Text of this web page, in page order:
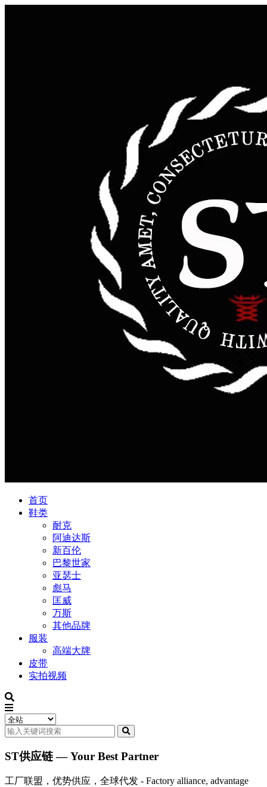
首页
鞋类
耐克
阿迪达斯
新百伦
巴黎世家
亚瑟士
彪马
匡威
万斯
其他品牌
服装
高端大牌
皮带
实拍视频
ST供应链 — Your Best Partner
工厂联盟，优势供应，全球代发 - Factory alliance, advantage